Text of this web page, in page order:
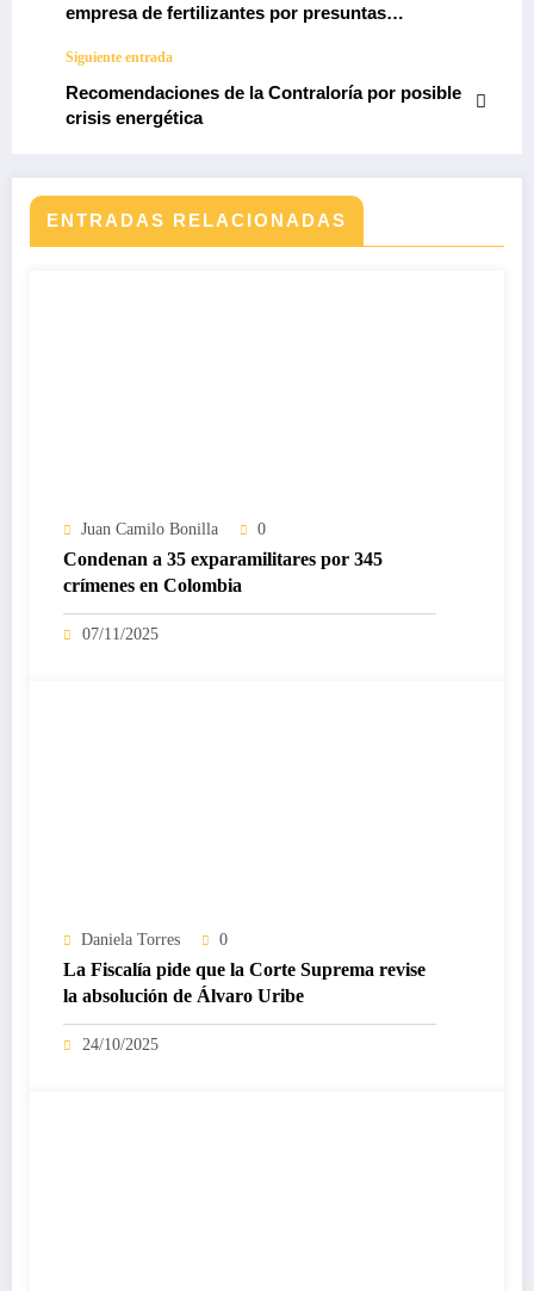
empresa de fertilizantes por presuntas
obligaciones
Siguiente entrada
Recomendaciones de la Contraloría por posible
crisis energética
ENTRADAS RELACIONADAS
Juan Camilo Bonilla 0
Condenan a 35 exparamilitares por 345
crímenes en Colombia
07/11/2025
Daniela Torres 0
La Fiscalía pide que la Corte Suprema revise
la absolución de Álvaro Uribe
24/10/2025